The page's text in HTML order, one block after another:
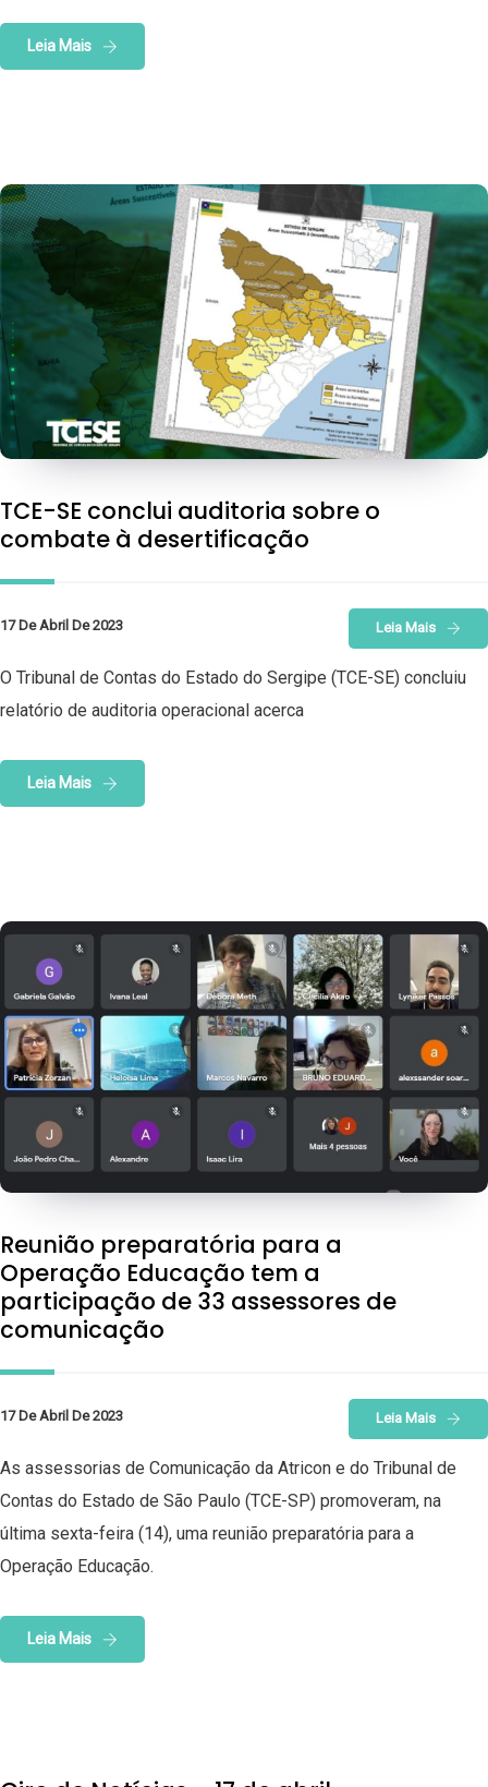
Leia Mais
TCE-SE conclui auditoria sobre o
combate à desertificação
17 De Abril De 2023 Leia Mais
O Tribunal de Contas do Estado do Sergipe (TCE-SE) concluiu
relatório de auditoria operacional acerca
Leia Mais
Reunião preparatória para a
Operação Educação tem a
participação de 33 assessores de
comunicação
17 De Abril De 2023 Leia Mais
As assessorias de Comunicação da Atricon e do Tribunal de
Contas do Estado de São Paulo (TCE-SP) promoveram, na
última sexta-feira (14), uma reunião preparatória para a
Operação Educação.
Leia Mais